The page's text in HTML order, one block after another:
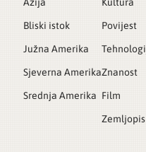
Bliski istok
Južna Amerika
Sjeverna Amerika
Srednja Amerika
Povijest
Znanost
Film
Zemljopis